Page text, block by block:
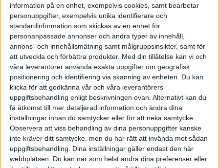
information på en enhet, exempelvis cookies, samt bearbetar
personuppgifter, exempelvis unika identifierare och
standardinformation som skickas av en enhet för
personanpassade annonser och andra typer av innehåll,
annons- och innehållsmätning samt målgruppsinsikter, samt för
att utveckla och förbättra produkter. Med din tillåtelse kan vi och
våra leverantörer använda exakta uppgifter om geografisk
positionering och identifiering via skanning av enheten. Du kan
klicka för att godkänna vår och våra leverantörers
uppgiftsbehandling enligt beskrivningen ovan. Alternativt kan du
få åtkomst till mer detaljerad information och ändra dina
inställningar innan du samtycker eller för att neka samtycke.
Observera att viss behandling av dina personuppgifter kanske
inte kräver ditt samtycke, men du har rätt att invända mot sådan
uppgiftsbehandling. Dina inställningar gäller endast den här
webbplatsen. Du kan när som helst ändra dina preferenser eller
syn på hur en modern ledare bör se på sitt uppdrag.
I år fyller Årets VD 10 år och det vill vi fira
tillsammans med våra partner med en stor gala på
Fotografiska den 11 november.
Mer information om både aktiviteter och gala
kommer i höst, men boka in den 11 november redan
nu. Det kommer att bli en härlig kväll med
spännande människor som du inte vill missa.